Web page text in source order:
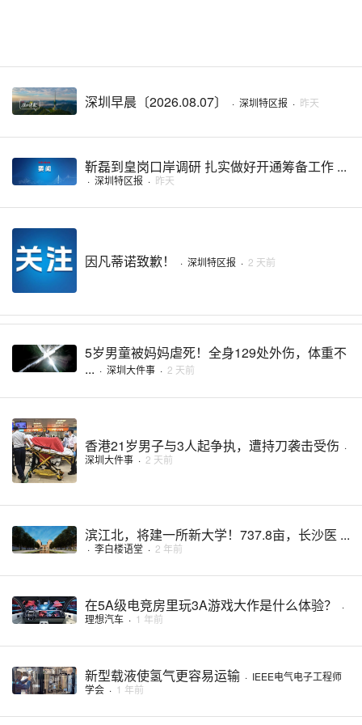
深圳早晨〔2026.08.07〕 · 深圳特区报 · 昨天
靳磊到皇岗口岸调研 扎实做好开通筹备工作 ...
· 深圳特区报 · 昨天
因凡蒂诺致歉！ · 深圳特区报 · 2 天前
5岁男童被妈妈虐死！全身129处外伤，体重不
... · 深圳大件事 · 2 天前
香港21岁男子与3人起争执，遭持刀袭击受伤 ·
深圳大件事 · 2 天前
滨江北，将建一所新大学！737.8亩，长沙医 ...
· 李白楼语堂 · 2 年前
在5A级电竞房里玩3A游戏大作是什么体验？
·
理想汽车 · 1 年前
新型载液使氢气更容易运输 · IEEE电气电子工程师
学会 · 1 年前